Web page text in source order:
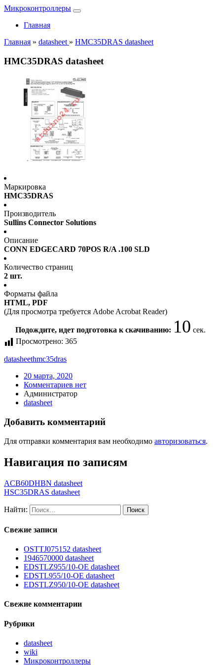
Микроконтроллеры
Главная
Главная » datasheet » HMC35DRAS datasheet
HMC35DRAS datasheet
Маркировка
HMC35DRAS
Производитель
Sullins Connector Solutions
Описание
CONN EDGECARD 70POS R/A .100 SLD
Количество страниц
2 шт.
Форматы файла
HTML, PDF
(Для просмотра требуется Adobe Acrobat Reader)
Подождите, идет подготовка к скачиванию: 10 сек.
Просмотрено: 365
datasheethmc35dras
20 марта, 2020
Комментариев нет
Администратор
datasheet
Добавить комментарий
Для отправки комментария вам необходимо авторизоваться.
Навигация по записям
ACB60DHBN datasheet
HSC35DRAS datasheet
Найти:
Свежие записи
OSTTJ075152 datasheet
1946570000 datasheet
EDSTLZ955/10-OE datasheet
EDSTL955/10-OE datasheet
EDSTLZ950/10-OE datasheet
Свежие комментарии
Рубрики
datasheet
wiki
Микроконтроллеры